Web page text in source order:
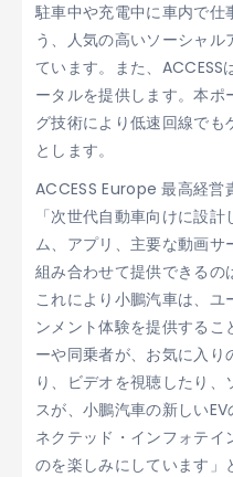
駐車中や充電中に車内で仕
う、人気の高いソーシャル
ています。また、
ータルを提供します。本
グ技術により低速回線で
とします。
ACCESS Europe 最高経営
「次世代自動車向けに設
ム、アプリ、主要な動画
組み合わせて提供できるの
これにより小鵬汽車は、
ンメント体験を提供する
ーや同乗者が、お気に入
り、ビデオを視聴したり
スが、小鵬汽車の新しい
ネクテッド・インフォテイ
のを楽しみにしています」